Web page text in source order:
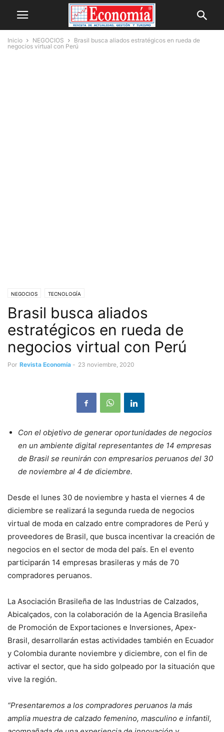
Inicio NEGOCIOS
Brasil busca aliados estratégicos en rueda de
negocios virtual con Perú
NEGOCIOS TECNOLOGÍA
Brasil busca aliados
estratégicos en rueda de
negocios virtual con Perú
Por Revista Economía - 23 noviembre, 2020
Con el objetivo de generar oportunidades de negocios
en un ambiente digital representantes de 14 empresas
de Brasil se reunirán con empresarios peruanos del 30
de noviembre al 4 de diciembre.
Desde el lunes 30 de noviembre y hasta el viernes 4 de
diciembre se realizará la segunda rueda de negocios
virtual de moda en calzado entre compradores de Perú y
proveedores de Brasil, que busca incentivar la creación de
negocios en el sector de moda del país. En el evento
participarán 14 empresas brasileras y más de 70
compradores peruanos.
La Asociación Brasileña de las Industrias de Calzados,
Abicalçados, con la colaboración de la Agencia Brasileña
de Promoción de Exportaciones e Inversiones, Apex-
Brasil, desarrollarán estas actividades también en Ecuador
y Colombia durante noviembre y diciembre, con el fin de
activar el sector, que ha sido golpeado por la situación que
vive la región.
“Presentaremos a los compradores peruanos la más
amplia muestra de calzado femenino, masculino e infantil,